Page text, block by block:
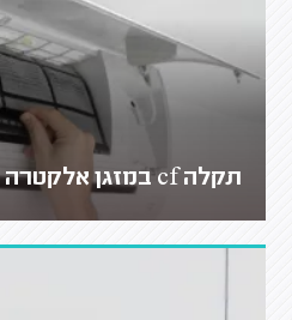
תקלה cf במזגן אלקטרה